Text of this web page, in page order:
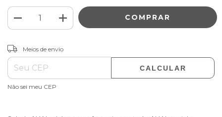
Entregas para o CEP:
Meios de envio
CALCULAR
Não sei meu CEP